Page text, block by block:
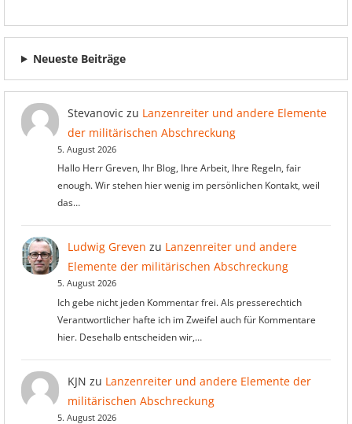
Neueste Beiträge
Stevanovic zu Lanzenreiter und andere Elemente
der militärischen Abschreckung
5. August 2026
Hallo Herr Greven, Ihr Blog, Ihre Arbeit, Ihre Regeln, fair
enough. Wir stehen hier wenig im persönlichen Kontakt, weil
das…
Ludwig Greven zu Lanzenreiter und andere
Elemente der militärischen Abschreckung
5. August 2026
Ich gebe nicht jeden Kommentar frei. Als presserechtich
Verantwortlicher hafte ich im Zweifel auch für Kommentare
hier. Desehalb entscheiden wir,…
KJN zu Lanzenreiter und andere Elemente der
militärischen Abschreckung
5. August 2026